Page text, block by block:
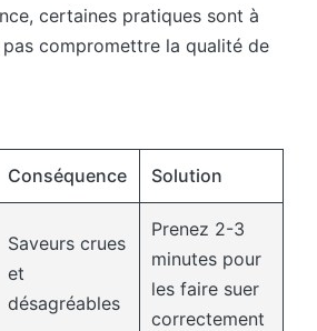
certaines pratiques sont à
compromettre la qualité de
Conséquence Solution
Saveurs crues
et
désagréables
Prenez 2-3
minutes pour
les faire suer
correctement